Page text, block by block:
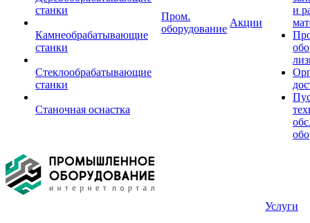
станки
Камнеобрабатывающие
станки
Стеклообрабатывающие
станки
Станочная оснастка
Пром.
оборудование
Акции
и
Услуги